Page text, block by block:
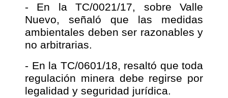
- En la TC/0021/17, sobre Valle
Nuevo, señaló que las medidas
ambientales deben ser razonables y
no arbitrarias.
- En la TC/0601/18, resaltó que toda
regulación minera debe regirse por
legalidad y seguridad jurídica.